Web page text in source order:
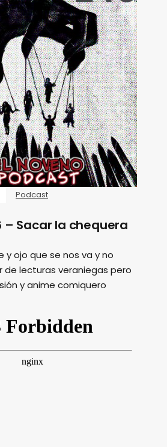
Podcast
– Sacar la chequera
y ojo que se nos va y no
de lecturas veraniegas pero
y anime comiquero